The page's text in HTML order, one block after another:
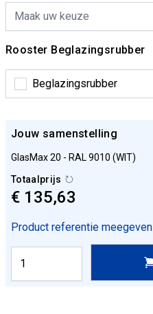
Rooster Beglazingsrubber
Beglazingsrubber
Jouw samenstelling
GlasMax 20 - RAL 9010 (WIT)
Totaalprijs
€ 135,63
Product referentie meegeven